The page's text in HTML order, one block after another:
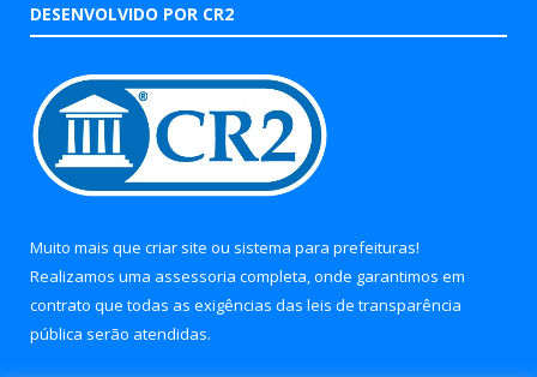
DESENVOLVIDO POR CR2
Muito mais que criar site ou sistema para prefeituras!
Realizamos uma assessoria completa, onde garantimos em
contrato que todas as exigências das leis de transparência
pública serão atendidas.